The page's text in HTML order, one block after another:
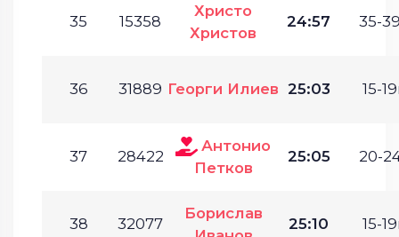
35 15358
Христо
Христов
24:57 35-
36 31889 Георги Илиев 25:03 15-
37 28422
Антонио
Петков
25:05 20-
38 32077
Борислав
25:10 15-